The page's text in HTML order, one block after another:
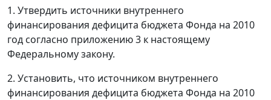
1. Утвердить источники внутреннего
финансирования дефицита бюджета Фонда на 2010
год согласно приложению 3 к настоящему
Федеральному закону.
2. Установить, что источником внутреннего
финансирования дефицита бюджета Фонда на 2010